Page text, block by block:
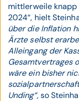
mittlerweile knapp
2024“, hielt
über die Inflation
Ärzte selbst
Alleingang der
Gesamtvertrages
wäre ein bisher
Unding“,so